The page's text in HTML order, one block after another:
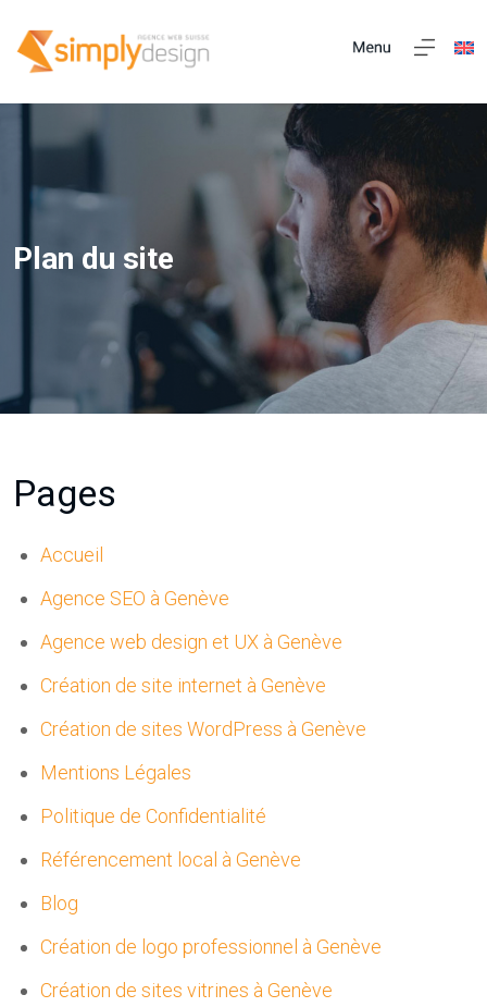
Plan du site
Pages
Accueil
Agence SEO à Genève
Agence web design et UX à Genève
Création de site internet à Genève
Création de sites WordPress à Genève
Mentions Légales
Politique de Confidentialité
Référencement local à Genève
Blog
Création de logo professionnel à Genève
Création de sites vitrines à Genève